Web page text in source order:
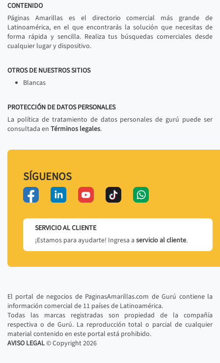
CONTENIDO
Páginas Amarillas es el directorio comercial más grande de
Latinoamérica, en el que encontrarás la solución que necesitas de
forma rápida y sencilla. Realiza tus búsquedas comerciales desde
cualquier lugar y dispositivo.
OTROS DE NUESTROS SITIOS
Blancas
PROTECCIÓN DE DATOS PERSONALES
La política de tratamiento de datos personales de gurú puede ser
consultada en Términos legales.
SÍGUENOS
SERVICIO AL CLIENTE
¡Estamos para ayudarte! Ingresa a servicio al cliente.
El portal de negocios de PaginasAmarillas.com de Gurú contiene la
información comercial de 11 países de Latinoamérica.
Todas las marcas registradas son propiedad de la compañía
respectiva o de Gurú. La reproducción total o parcial de cualquier
material contenido en este portal está prohibido.
AVISO LEGAL© Copyright2026